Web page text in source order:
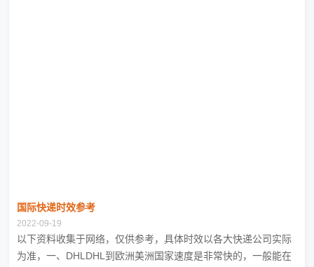
国际快递时效参考
2022-09-19
以下资料收集于网络，仅供参考，具体时效以各大快递公司实际
为准，一、DHLDHL到欧洲美洲国家速度是非常快的，一般能在